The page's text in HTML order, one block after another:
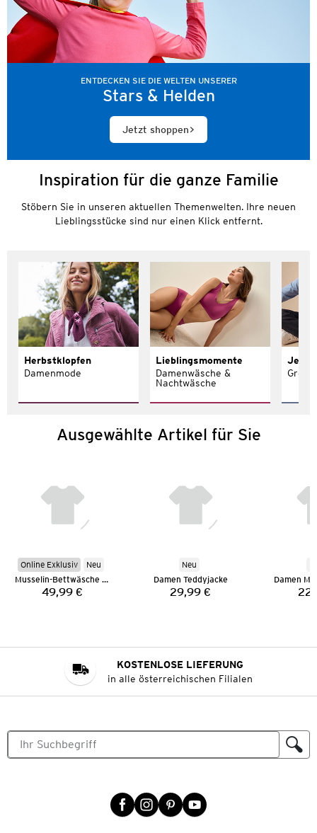
ENTDECKEN SIE DIE WELTEN UNSERER
Stars & Helden
Jetzt shoppen
Inspiration für die ganze Familie
Stöbern Sie in unseren aktuellen Themenwelten. Ihre neuen
Lieblingsstücke sind nur einen Klick entfernt.
Herbstklopfen
Damenmode
Lieblingsmomente
Damenwäsche &
Nachtwäsche
Ausgewählte Artikel für Sie
Online Exklusiv
Neu
Musselin-Bettwäsche 135 x 200 cm
Preis:
49,99 €
Neu
Damen Teddyjacke
Preis:
29,99 €
Damen
KOSTENLOSE LIEFERUNG
in alle österreichischen Filialen